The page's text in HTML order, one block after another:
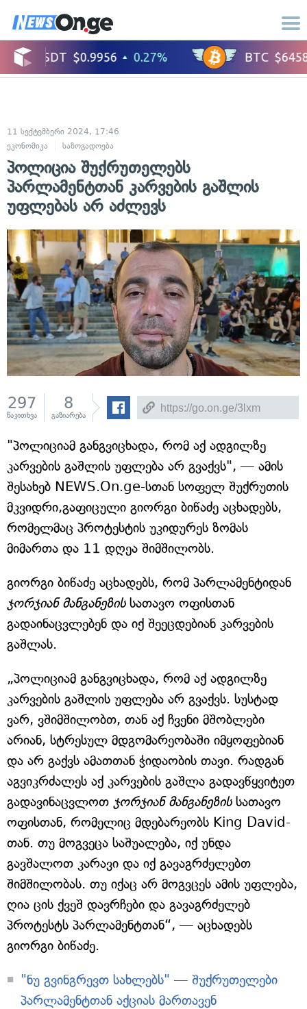
11 სექტემბერი 2024, 17:46
ეკონომიკა
საზოგადოება
პოლიცია შუქრუთელებს
პარლამენტთან კარვების გაშლის
უფლებას არ აძლევს
297
წაკითხვა
8
გაზიარება
"პოლიციამ განგვიცხადა, რომ აქ ადგილზე
კარვების გაშლის უფლება არ გვაქვს", — ამის
შესახებ NEWS.On.ge-სთან სოფელ შუქრუთის
მკვიდრი,გაფიცული გიორგი ბიწაძე აცხადებს,
რომელმაც პროტესტის უკიდურეს ზომას
მიმართა და 11 დღეა შიმშილობს.
გიორგი ბიწაძე აცხადებს, რომ პარლამენტიდან
ჯორჯიან მანგანეზისსათავო ოფისთან
გადაინაცვლებენ და იქ შეეცდებიან კარვების
გაშლას.
„პოლიციამ განგვიცხადა, რომ აქ ადგილზე
კარვების გაშლის უფლება არ გვაქვს. სუსტად
ვარ, ვშიმშილობთ, თან აქ ჩვენი მშობლები
არიან, სტრესულ მდგომარეობაში იმყოფებიან
და არ გაქვს ამათთან ჭიდაობის თავი. რადგან
აგვიკრძალეს აქ კარვების გაშლა გადავწყვიტეთ
გადავინაცვლოთ ჯორჯიან მანგანეზისსათავო
ოფისთან, რომელიც მდებარეობს King David-
თან. თუ მოგვეცა საშუალება, იქ უნდა
გავშალოთ კარავი და იქ გავაგრძელებთ
შიმშილობას. თუ იქაც არ მოგვცეს ამის უფლება,
ღია ცის ქვეშ დავრჩები და გავაგრძელებ
პროტესტს პარლამენტთან“, — აცხადებს
გიორგი ბიწაძე.
"ნუ გვინგრევთ სახლებს" — შუქრუთელები
პარლამენტთან აქციას მართავენ